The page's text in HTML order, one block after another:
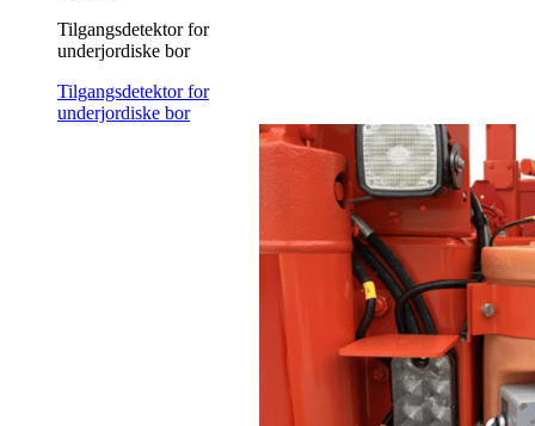
Tilgangsdetektor for
underjordiske bor
Tilgangsdetektor for
underjordiske bor